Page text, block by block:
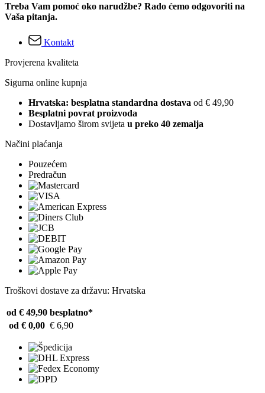
Treba Vam pomoć oko narudžbe? Rado ćemo odgovoriti na
Vaša pitanja.
Kontakt
Provjerena kvaliteta
Sigurna online kupnja
Hrvatska: besplatna standardna dostava od € 49,90
Besplatni povrat proizvoda
Dostavljamo širom svijeta u preko 40 zemalja
Načini plaćanja
Pouzećem
Predračun
Troškovi dostave za državu: Hrvatska
od € 49,90 besplatno*
od € 0,00 € 6,90